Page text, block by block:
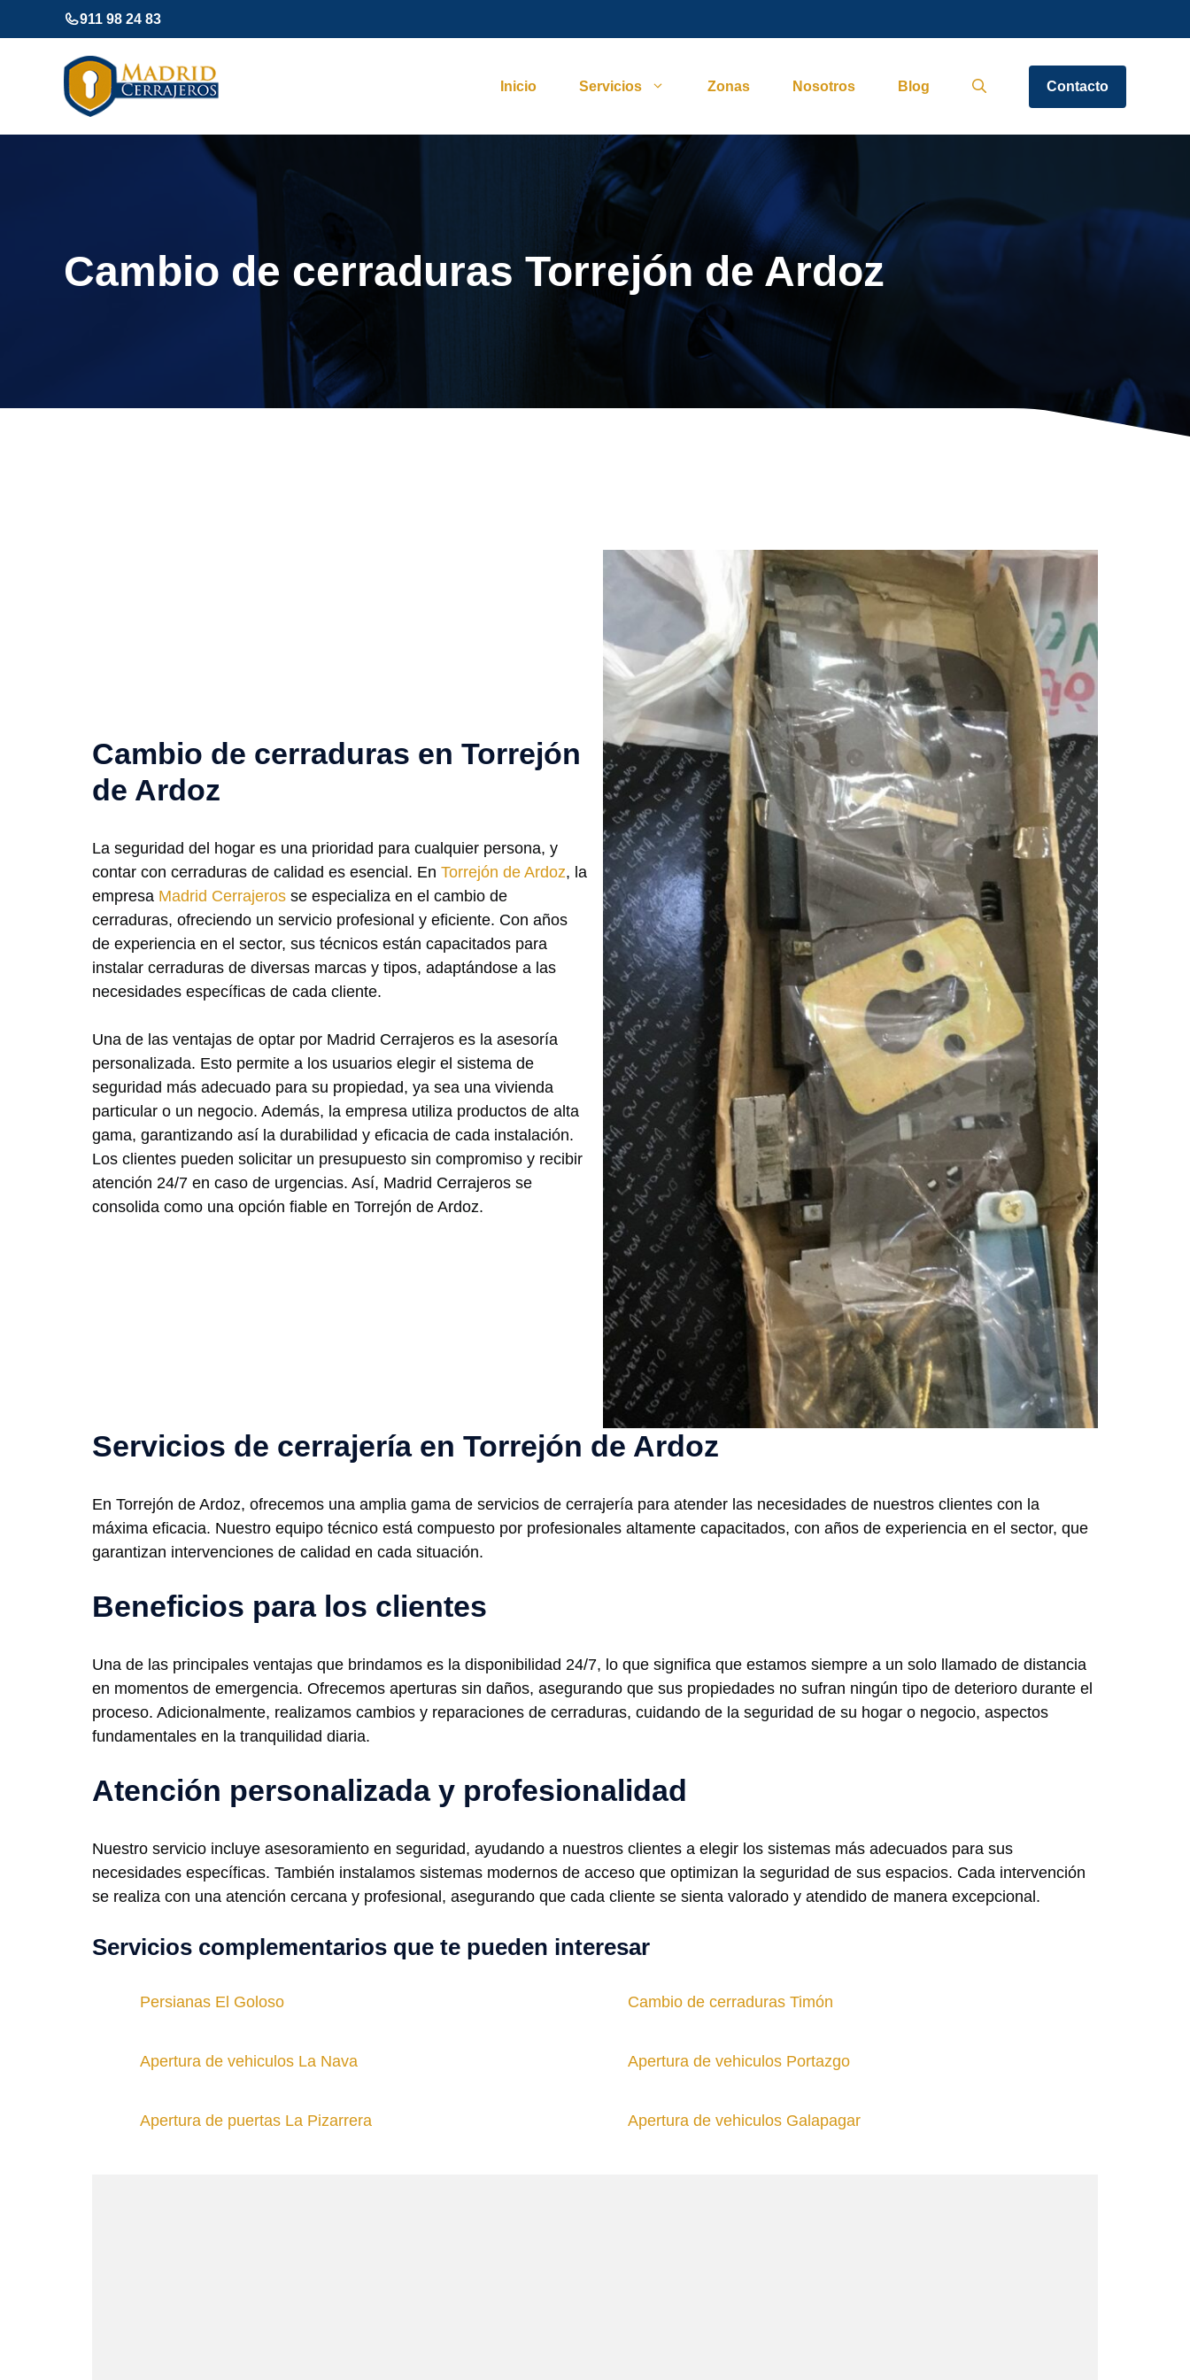
al
911 98 24 83
Inicio Servicios Zonas Nosotros Blog Contacto
Cambio de cerraduras Torrejón de Ardoz
Cambio de cerraduras en Torrejón
de Ardoz
La seguridad del hogar es una prioridad para cualquier persona, y
contar con cerraduras de calidad es esencial. En Torrejón de Ardoz, la
empresa Madrid Cerrajeros se especializa en el cambio de
cerraduras, ofreciendo un servicio profesional y eficiente. Con años
de experiencia en el sector, sus técnicos están capacitados para
instalar cerraduras de diversas marcas y tipos, adaptándose a las
necesidades específicas de cada cliente.
Una de las ventajas de optar por Madrid Cerrajeros es la asesoría
personalizada. Esto permite a los usuarios elegir el sistema de
seguridad más adecuado para su propiedad, ya sea una vivienda
particular o un negocio. Además, la empresa utiliza productos de alta
gama, garantizando así la durabilidad y eficacia de cada instalación.
Los clientes pueden solicitar un presupuesto sin compromiso y recibir
atención 24/7 en caso de urgencias. Así, Madrid Cerrajeros se
consolida como una opción fiable en Torrejón de Ardoz.
Servicios de cerrajería en Torrejón de Ardoz
En Torrejón de Ardoz, ofrecemos una amplia gama de servicios de cerrajería para atender las necesidades de nuestros clientes con la
máxima eficacia. Nuestro equipo técnico está compuesto por profesionales altamente capacitados, con años de experiencia en el sector, que
garantizan intervenciones de calidad en cada situación.
Beneficios para los clientes
Una de las principales ventajas que brindamos es la disponibilidad 24/7, lo que significa que estamos siempre a un solo llamado de distancia
en momentos de emergencia. Ofrecemos aperturas sin daños, asegurando que sus propiedades no sufran ningún tipo de deterioro durante el
proceso. Adicionalmente, realizamos cambios y reparaciones de cerraduras, cuidando de la seguridad de su hogar o negocio, aspectos
fundamentales en la tranquilidad diaria.
Atención personalizada y profesionalidad
Nuestro servicio incluye asesoramiento en seguridad, ayudando a nuestros clientes a elegir los sistemas más adecuados para sus
necesidades específicas. También instalamos sistemas modernos de acceso que optimizan la seguridad de sus espacios. Cada intervención
se realiza con una atención cercana y profesional, asegurando que cada cliente se sienta valorado y atendido de manera excepcional.
Servicios complementarios que te pueden interesar
Persianas El Goloso Cambio de cerraduras Timón
Apertura de vehiculos La Nava Apertura de vehiculos Portazgo
Apertura de puertas La Pizarrera Apertura de vehiculos Galapagar